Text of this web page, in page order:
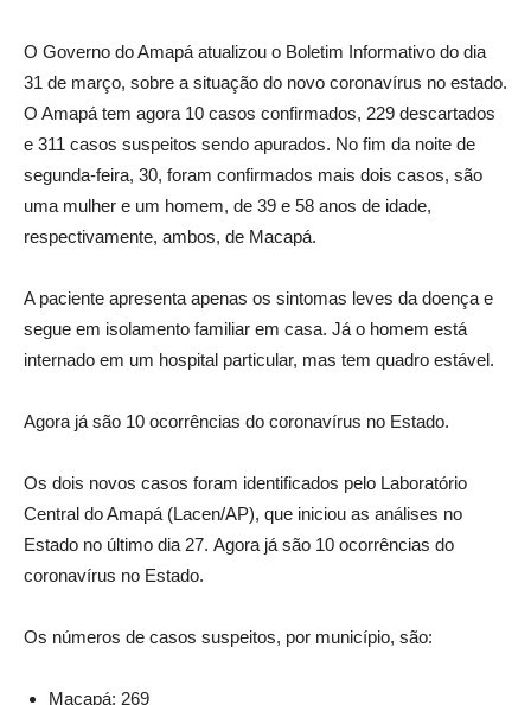
O Governo do Amapá atualizou o Boletim Informativo do dia
31 de março, sobre a situação do novo coronavírus no estado.
O Amapá tem agora 10 casos confirmados, 229 descartados
e 311 casos suspeitos sendo apurados. No fim da noite de
segunda-feira, 30, foram confirmados mais dois casos, são
uma mulher e um homem, de 39 e 58 anos de idade,
respectivamente, ambos, de Macapá.
A paciente apresenta apenas os sintomas leves da doença e
segue em isolamento familiar em casa. Já o homem está
internado em um hospital particular, mas tem quadro estável.
Agora já são 10 ocorrências do coronavírus no Estado.
Os dois novos casos foram identificados pelo Laboratório
Central do Amapá (Lacen/AP), que iniciou as análises no
Estado no último dia 27. Agora já são 10 ocorrências do
coronavírus no Estado.
Os números de casos suspeitos, por município, são:
Macapá: 269